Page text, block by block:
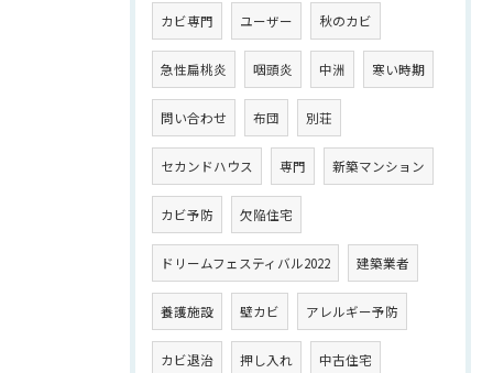
カビ専門 ユーザー 秋のカビ
急性扁桃炎 咽頭炎 中洲 寒い時期
問い合わせ 布団 別荘
セカンドハウス 専門 新築マンション
カビ予防 欠陥住宅
ドリームフェスティバル2022 建築業者
養護施設 壁カビ アレルギー予防
カビ退治 押し入れ 中古住宅